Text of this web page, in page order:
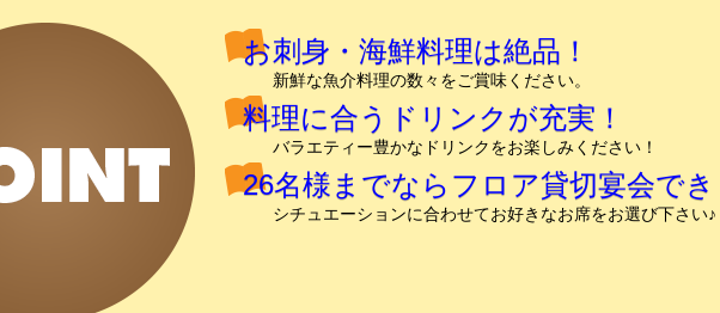
お刺身・海鮮料理は絶品！
新鮮な魚介料理の数々をご賞味ください。
料理に合うドリンクが充実！
バラエティー豊かなドリンクをお楽しみください！
26名様までならフロア貸切宴会で
シチュエーションに合わせてお好きなお席をお選び下さい♪